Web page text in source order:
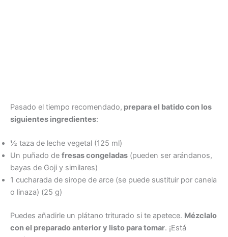
Pasado el tiempo recomendado, prepara el batido con los
siguientes ingredientes:
½ taza de leche vegetal (125 ml)
Un puñado de fresas congeladas (pueden ser arándanos,
bayas de Goji y similares)
1 cucharada de sirope de arce (se puede sustituir por canela
o linaza) (25 g)
Puedes añadirle un plátano triturado si te apetece. Mézclalo
con el preparado anterior y listo para tomar. ¡Está